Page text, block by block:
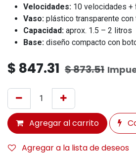
Velocidades: 10 velocidades +
Vaso: plástico transparente con
Capacidad: aprox. 1.5 – 2 litros
Base: diseño compacto con
$ 847.31 $873.51
Agregar al carrito
Agregar a la lista de deseos